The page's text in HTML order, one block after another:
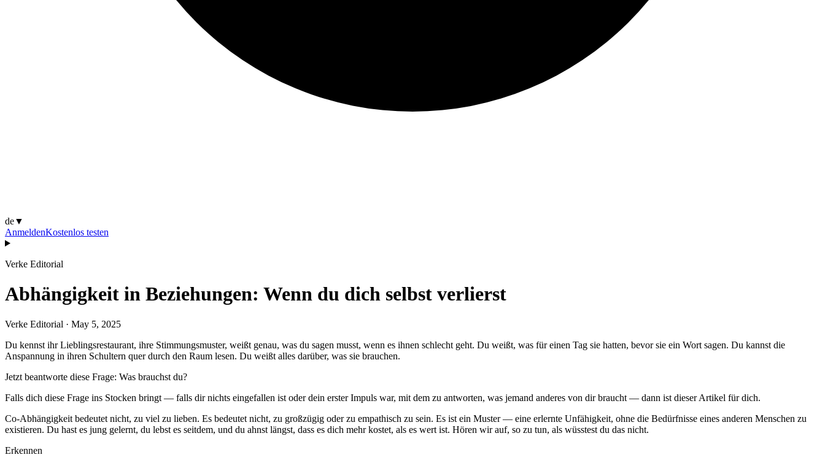
de▼
AnmeldenKostenlos testen
Verke Editorial
Abhängigkeit in Beziehungen: Wenn du dich selbst verlierst
Verke Editorial · May 5, 2025
Du kennst ihr Lieblingsrestaurant, ihre Stimmungsmuster, weißt genau, was du sagen musst, wenn es ihnen schlecht geht. Du weißt, was für einen Tag sie hatten, bevor sie ein Wort sagen. Du kannst die
Anspannung in ihren Schultern quer durch den Raum lesen. Du weißt alles darüber, was sie brauchen.
Jetzt beantworte diese Frage: Was brauchst du?
Falls dich diese Frage ins Stocken bringt — falls dir nichts eingefallen ist oder dein erster Impuls war, mit dem zu antworten, was jemand anderes von dir braucht — dann ist dieser Artikel für dich.
Co-Abhängigkeit bedeutet nicht, zu viel zu lieben. Es bedeutet nicht, zu großzügig oder zu empathisch zu sein. Es ist ein Muster — eine erlernte Unfähigkeit, ohne die Bedürfnisse eines anderen Menschen zu
existieren. Du hast es jung gelernt, du lebst es seitdem, und du ahnst längst, dass es dich mehr kostet, als es wert ist. Hören wir auf, so zu tun, als wüsstest du das nicht.
Erkennen